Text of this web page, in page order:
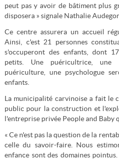
peut pas y avoir de bâtiment plus
disposera » signale Nathalie
Ce centre assurera un accueil
Ainsi, c'est 21 personnes
s'occuperont des enfants, dont
petits. Une puéricultrice, une
puériculture, une psychologue
enfants.
La municipalité carvinoise a fait le
public pour la construction et
l'entreprise privée People and Baby
« Ce n'est pas la question de la
celle du savoir-faire. Nous
enfance sont des domaines